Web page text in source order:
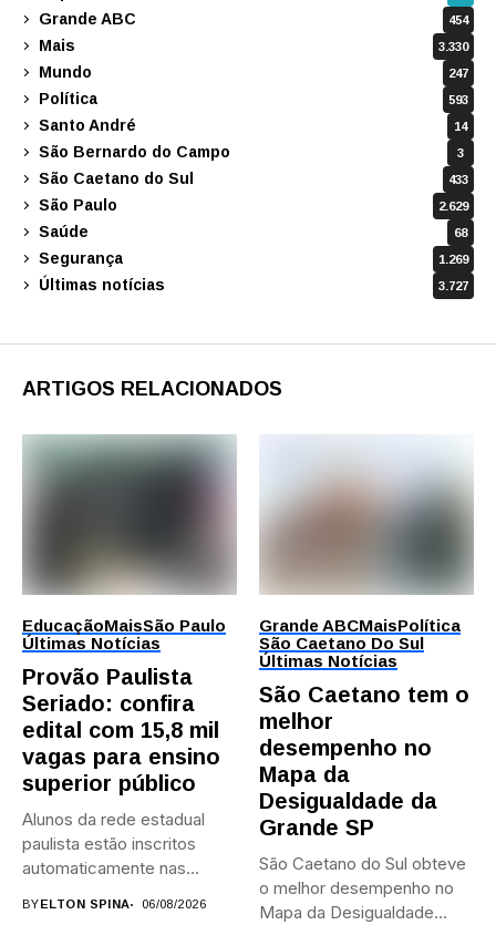
Grande ABC 454
Mais 3.330
Mundo 247
Política 593
Santo André 14
São Bernardo do Campo 3
São Caetano do Sul 433
São Paulo 2.629
Saúde 68
Segurança 1.269
Últimas notícias 3.727
ARTIGOS RELACIONADOS
EducaçãoMaisSão Paulo
Últimas Notícias
Provão Paulista
Seriado: confira
edital com 15,8 mil
vagas para ensino
superior público
Alunos da rede estadual
paulista estão inscritos
automaticamente nas
BYELTON SPINA 06/08/2026
Grande ABCMaisPolítica
São Caetano Do Sul
Últimas Notícias
São Caetano tem o
melhor
desempenho no
Mapa da
Desigualdade da
Grande SP
São Caetano do Sul obteve
o melhor desempenho no
Mapa da Desigualdade...